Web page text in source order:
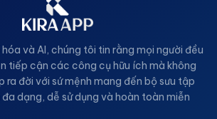
hóa và AI, chúng tôi tin rằng mọi người đều
tiếp cận các công cụ hữu ích mà không
ra đời với sứ mệnh mang đến bộ sưu tập
dạng, dễ sử dụng và hoàn toàn miễn